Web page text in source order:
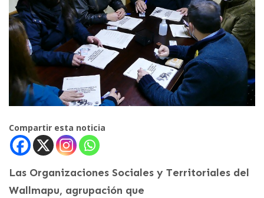
Compartir esta noticia
Las Organizaciones Sociales y Territoriales del
Wallmapu, agrupación que